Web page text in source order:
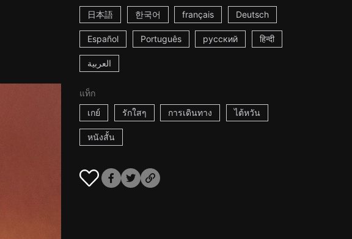
日本語 한국어 français Deutsch
Español Português русский हिन्दी
العربية
แท็ก
เกย์
รักใสๆ การเดินทาง ไต้หวัน
หนังสั้น